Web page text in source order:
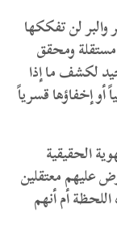
والبر لن تفككها
ومحقق
لكشف ما إذا
إخفاؤها قسرياً
الحقيقية
عليهم معتقلين
أم أنهم